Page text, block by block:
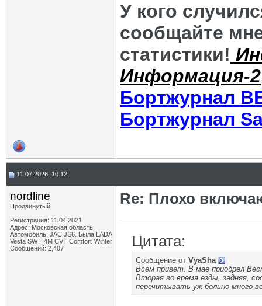
У кого
сообщайте
статистики!
Информация-2
Бортжурнал
Бортжурнал
11.07.2026, 10:12
nordline
Продвинутый
Регистрация: 11.04.2021
Адрес: Московская область
Автомобиль: JAC JS6. Была LADA
Vesta SW H4M CVT Comfort Winter
Сообщений: 2,407
Re: Плохо
Цитата:
Сообщение от VyaSha
Всем привет. В мае приобрел
Вторая во время езды, задняя,
перечитывать уж больно много